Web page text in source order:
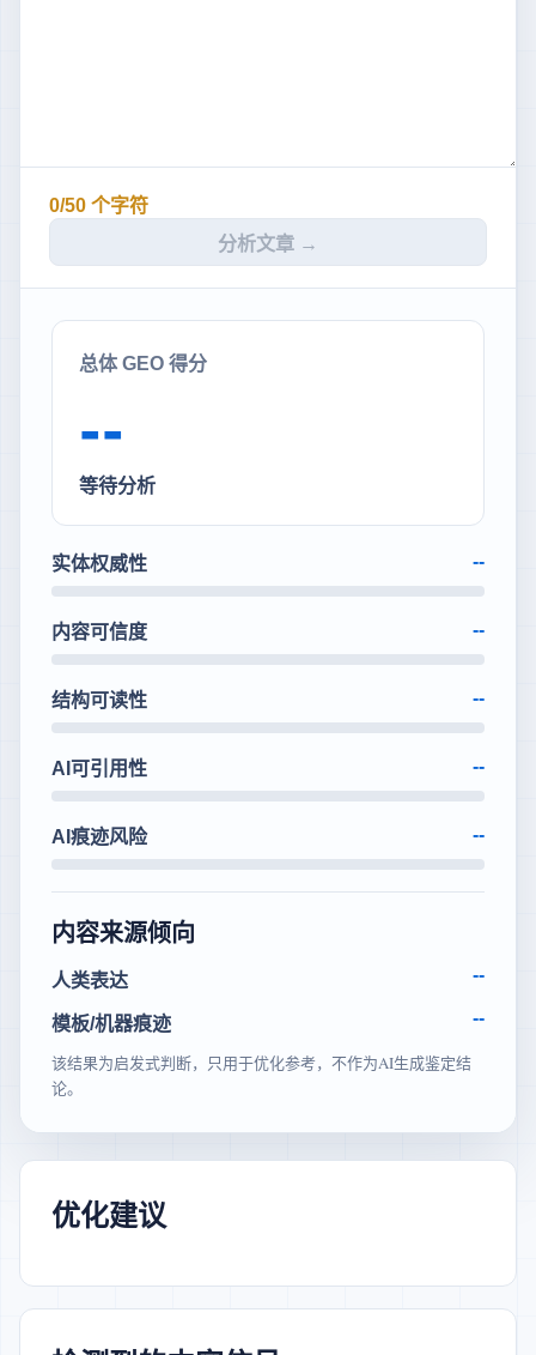
0/50 个字符
分析文章 →
总体 GEO 得分
--
等待分析
实体权威性 --
内容可信度 --
结构可读性 --
AI可引用性 --
AI痕迹风险 --
内容来源倾向
人类表达 --
模板/机器痕迹 --
该结果为启发式判断，只用于优化参考，不作为AI生成鉴定结
论。
优化建议